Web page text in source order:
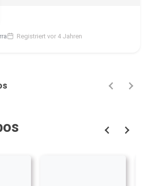
Registriert vor 4 Jahren